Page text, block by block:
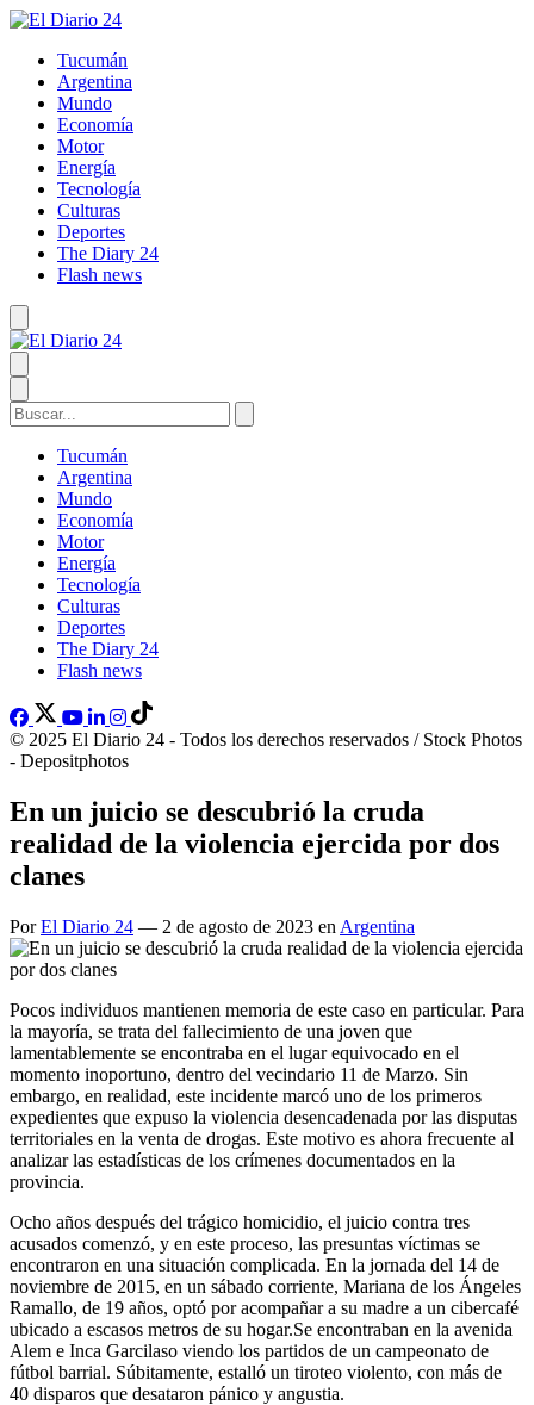
Tucumán
Argentina
Mundo
Economía
Motor
Energía
Tecnología
Culturas
Deportes
The Diary 24
Flash news
Tucumán
Argentina
Mundo
Economía
Motor
Energía
Tecnología
Culturas
Deportes
The Diary 24
Flash news
© 2025 El Diario 24 - Todos los derechos reservados / Stock Photos
- Depositphotos
En un juicio se descubrió la cruda
realidad de la violencia ejercida por dos
clanes
PorEl Diario 24 — 2 de agosto de 2023 en Argentina
Pocos individuos mantienen memoria de este caso en particular. Para
la mayoría, se trata del fallecimiento de una joven que
lamentablemente se encontraba en el lugar equivocado en el
momento inoportuno, dentro del vecindario 11 de Marzo. Sin
embargo, en realidad, este incidente marcó uno de los primeros
expedientes que expuso la violencia desencadenada por las disputas
territoriales en la venta de drogas. Este motivo es ahora frecuente al
analizar las estadísticas de los crímenes documentados en la
provincia.
Ocho años después del trágico homicidio, el juicio contra tres
acusados comenzó, y en este proceso, las presuntas víctimas se
encontraron en una situación complicada. En la jornada del 14 de
noviembre de 2015, en un sábado corriente, Mariana de los Ángeles
Ramallo, de 19 años, optó por acompañar a su madre a un cibercafé
ubicado a escasos metros de su hogar.Se encontraban en la avenida
Alem e Inca Garcilaso viendo los partidos de un campeonato de
fútbol barrial. Súbitamente, estalló un tiroteo violento, con más de
40 disparos que desataron pánico y angustia.